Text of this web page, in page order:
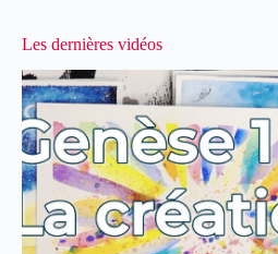
Les dernières vidéos